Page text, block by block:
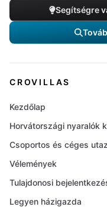
Segítségre
CROVILLAS
Kezdőlap
Horvátországi nyaralók
Csoportos és céges
Vélemények
Tulajdonosi
Legyen házigazda